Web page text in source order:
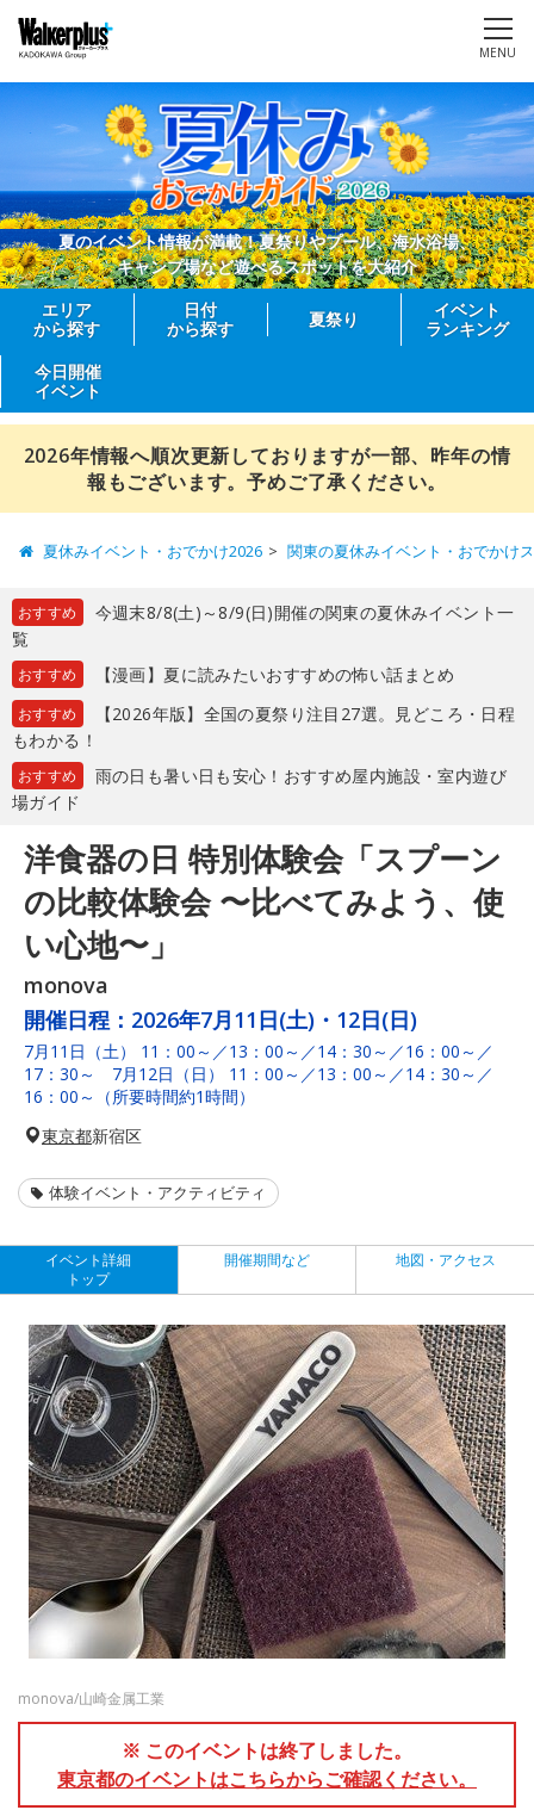
MENU
夏のイベント情報が満載！夏祭りやプール、海水浴場、
キャンプ場など遊べるスポットを大紹介
エリア
から探す
日付
から探す
夏祭り
イベント
ランキング
今日開催
イベント
2026年情報へ順次更新しておりますが一部、昨年の情
報もございます。予めご了承ください。
夏休みイベント・おでかけ2026 関東の夏休みイベント・おでかけ
おすすめ
今週末8/8(土)～8/9(日)開催の関東の夏休みイベント一
覧
おすすめ 【漫画】夏に読みたいおすすめの怖い話まとめ
おすすめ
【2026年版】全国の夏祭り注目27選。見どころ・日程
もわかる！
おすすめ
雨の日も暑い日も安心！おすすめ屋内施設・室内遊び
場ガイド
洋食器の日 特別体験会「スプーン
の比較体験会 〜比べてみよう、使
い心地〜」
monova
開催日程： 2026年7月11日(土)・12日(日)
7月11日（土） 11：00～／13：00～／14：30～／16：00～／
17：30～ 7月12日（日） 11：00～／13：00～／14：30～／
16：00～（所要時間約1時間）
東京都新宿区
体験イベント・アクティビティ
イベント詳細
トップ
開催期間など 地図・アクセス
monova/山崎金属工業
※ このイベントは終了しました。
東京都のイベントはこちらからご確認ください。